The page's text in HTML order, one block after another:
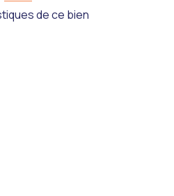
de ce bien